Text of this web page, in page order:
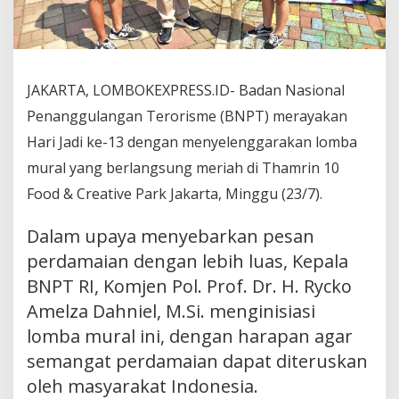
JAKARTA, LOMBOKEXPRESS.ID- Badan Nasional
Penanggulangan Terorisme (BNPT) merayakan
Hari Jadi ke-13 dengan menyelenggarakan lomba
mural yang berlangsung meriah di Thamrin 10
Food & Creative Park Jakarta, Minggu (23/7).
Dalam upaya menyebarkan pesan
perdamaian dengan lebih luas, Kepala
BNPT RI, Komjen Pol. Prof. Dr. H. Rycko
Amelza Dahniel, M.Si. menginisiasi
lomba mural ini, dengan harapan agar
semangat perdamaian dapat diteruskan
oleh masyarakat Indonesia.